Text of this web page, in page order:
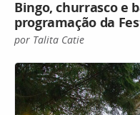
Bingo, churrasco e
programação da
por Talita Catie